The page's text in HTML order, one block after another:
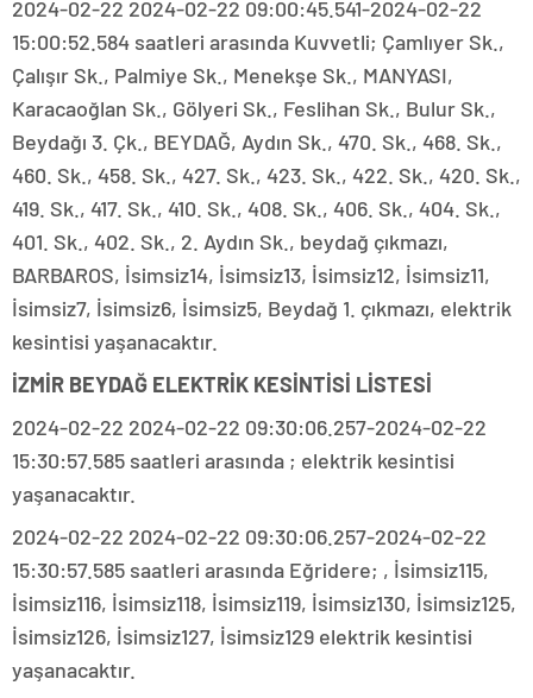
2024-02-22 2024-02-22 09:00:45.541-2024-02-22
15:00:52.584 saatleri arasında Kuvvetli; Çamlıyer Sk.,
Çalışır Sk., Palmiye Sk., Menekşe Sk., MANYASI,
Karacaoğlan Sk., Gölyeri Sk., Feslihan Sk., Bulur Sk.,
Beydağı 3. Çk., BEYDAĞ, Aydın Sk., 470. Sk., 468. Sk.,
460. Sk., 458. Sk., 427. Sk., 423. Sk., 422. Sk., 420. Sk.,
419. Sk., 417. Sk., 410. Sk., 408. Sk., 406. Sk., 404. Sk.,
401. Sk., 402. Sk., 2. Aydın Sk., beydağ çıkmazı,
BARBAROS, İsimsiz14, İsimsiz13, İsimsiz12, İsimsiz11,
İsimsiz7, İsimsiz6, İsimsiz5, Beydağ 1. çıkmazı, elektrik
kesintisi yaşanacaktır.
İZMİR BEYDAĞ ELEKTRİK KESİNTİSİ LİSTESİ
2024-02-22 2024-02-22 09:30:06.257-2024-02-22
15:30:57.585 saatleri arasında ; elektrik kesintisi
yaşanacaktır.
2024-02-22 2024-02-22 09:30:06.257-2024-02-22
15:30:57.585 saatleri arasında Eğridere; , İsimsiz115,
İsimsiz116, İsimsiz118, İsimsiz119, İsimsiz130, İsimsiz125,
İsimsiz126, İsimsiz127, İsimsiz129 elektrik kesintisi
yaşanacaktır.